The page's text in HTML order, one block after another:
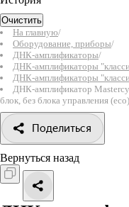
Очистить
На главную/
Оборудование, приборы/
ДНК-амплификаторы/
ДНК-амплификаторы
ДНК-амплификаторы
ДНК-амплификатор
блок, без блока управления
Поделиться
Вернуться назад